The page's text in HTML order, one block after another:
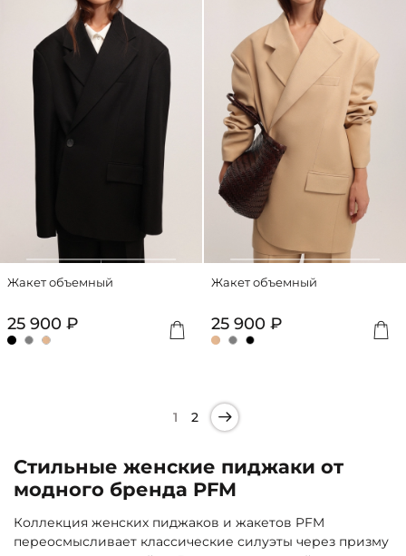
Жакет объемный
25 900 ₽
Жакет объемный
25 900 ₽
1 2
Стильные женские пиджаки от
модного бренда PFM
Коллекция женских пиджаков и жакетов PFM
переосмысливает классические силуэты через призму